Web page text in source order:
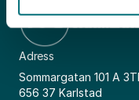
Adress
Sommargatan 101 A
656 37 Karlstad